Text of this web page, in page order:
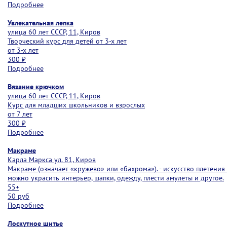
Подробнее
Увлекательная лепка
улица 60 лет СССР, 11, Киров
Творческий курс для детей от 3-х лет
от 3-х лет
300 ₽
Подробнее
Вязание крючком
улица 60 лет СССР, 11, Киров
Курс для младших школьников и взрослых
от 7 лет
300 ₽
Подробнее
Макраме
Карла Маркса ул. 81, Киров
Макраме (означает «кружево» или «бахрома»). - искусство
можно украсить интерьер, шапки, одежду, плести амулеты и другое.
55+
50 руб
Подробнее
Лоскутное шитье